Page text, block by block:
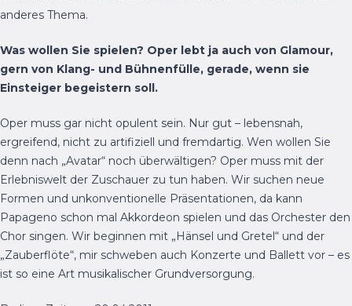
anderes Thema.
Was wollen Sie spielen? Oper lebt ja auch von Glamour,
gern von Klang- und Bühnenfülle, gerade, wenn sie
Einsteiger begeistern soll.
Oper muss gar nicht opulent sein. Nur gut – lebensnah,
ergreifend, nicht zu artifiziell und fremdartig. Wen wollen Sie
denn nach „Avatar“ noch überwältigen? Oper muss mit der
Erlebniswelt der Zuschauer zu tun haben. Wir suchen neue
Formen und unkonventionelle Präsentationen, da kann
Papageno schon mal Akkordeon spielen und das Orchester den
Chor singen. Wir beginnen mit „Hänsel und Gretel“ und der
„Zauberflöte“, mir schweben auch Konzerte und Ballett vor – es
ist so eine Art musikalischer Grundversorgung.